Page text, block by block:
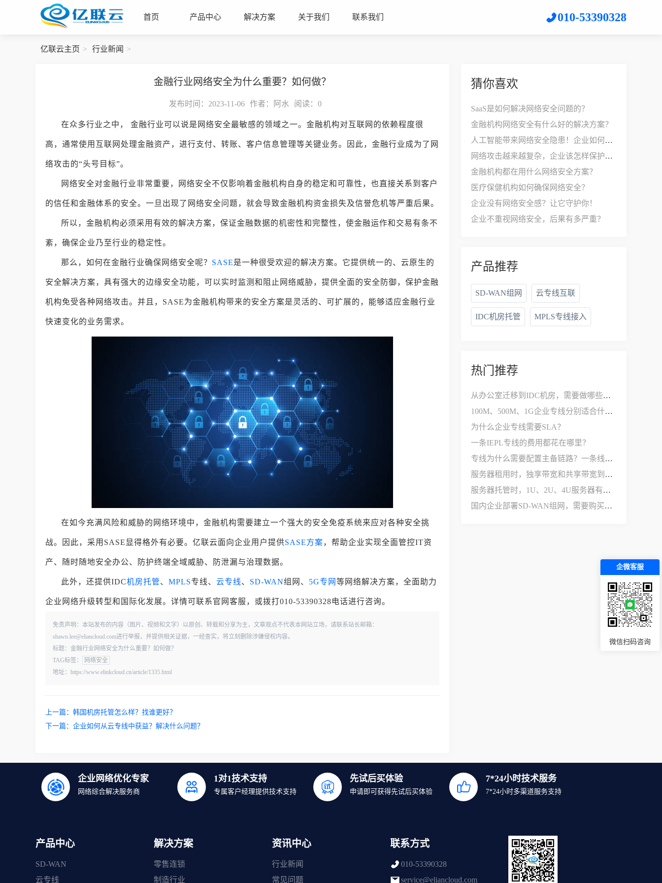
首页 产品中心 解决方案 关于我们 联系我们 010-53390328
亿联云主页 行业新闻
金融行业网络安全为什么重要？如何做？
发布时间：2023-11-06 作者：阿水 阅读： 0
在众多行业之中， 金融行业可以说是网络安全最敏感的领域之一。金融机构对互联网的依赖程度很
高，通常使用互联网处理金融资产，进行支付、转账、客户信息管理等关键业务。因此，金融行业成为了网
络攻击的“头号目标”。
网络安全对金融行业非常重要，网络安全不仅影响着金融机构自身的稳定和可靠性，也直接关系到客户
的信任和金融体系的安全。一旦出现了网络安全问题，就会导致金融机构资金损失及信誉危机等严重后果。
所以，金融机构必须采用有效的解决方案，保证金融数据的机密性和完整性，使金融运作和交易有条不
紊，确保企业乃至行业的稳定性。
那么，如何在金融行业确保网络安全呢？ SASE是一种很受欢迎的解决方案。它提供统一的、云原生的
安全解决方案，具有强大的边缘安全功能，可以实时监测和阻止网络威胁，提供全面的安全防御，保护金融
机构免受各种网络攻击。并且，SASE为金融机构带来的安全方案是灵活的、可扩展的，能够适应金融行业
快速变化的业务需求。
在如今充满风险和威胁的网络环境中，金融机构需要建立一个强大的安全免疫系统来应对各种安全挑
战。因此，采用SASE显得格外有必要。亿联云面向企业用户提供SASE方案，帮助企业实现全面管控IT资
产、随时随地安全办公、防护终端全域威胁、防泄漏与治理数据。
此外，还提供IDC机房托管、 MPLS专线、 云专线、 SD-WAN组网、 5G专网 等网络解决方案，全面助力
企业网络升级转型和国际化发展。详情可联系官网客服，或拨打010-53390328电话进行咨询。
免责声明：本站发布的内容（图片、视频和文字）以原创、转载和分享为主，文章观点不代表本网站立场，请联系站长邮箱：
shawn.lee@eliancloud.com进行举报，并提供相关证据，一经查实，将立刻删除涉嫌侵权内容。
标题：金融行业网络安全为什么重要？如何做？
TAG标签：
网络安全
地址：https://www.elinkcloud.cn/article/1335.html
上一篇： 韩国机房托管怎么样？找谁更好？
下一篇： 企业如何从云专线中获益？解决什么问题？
猜你喜欢
SaaS是如何解决网络安全问题的？
金融机构网络安全有什么好的解决方案？
人工智能带来网络安全隐患！企业如何应对？
网络攻击越来越复杂，企业该怎样保护网络安全？
金融机构都在用什么网络安全方案？
医疗保健机构如何确保网络安全？
企业没有网络安全感？让它守护你！
企业不重视网络安全，后果有多严重？
产品推荐
SD-WAN组网 云专线互联
IDC机房托管 MPLS专线接入
热门推荐
从办公室迁移到IDC机房，需要做哪些网络改造？
100M、500M、1G企业专线分别适合什么公司？
为什么企业专线需要SLA？
一条IEPL专线的费用都花在哪里？
专线为什么需要配置主备链路？一条线路不够用吗？
服务器租用时，独享带宽和共享带宽到底有什么区别？
服务器托管时，1U、2U、4U服务器有什么区别？
国内企业部署SD-WAN组网，需要购买哪些设备和服务？
企业网络优化专家
网络综合解决服务商
1对1技术支持
专属客户经理提供技术支持
先试后买体验
申请即可获得先试后买体验
7*24小时技术服务
7*24小时多渠道服务支持
产品中心
SD-WAN
云专线
解决方案
零售连锁
制造行业
资讯中心
行业新闻
常见问题
联系方式
010-53390328
service@eliancloud.com
企微客服
微信扫码咨询